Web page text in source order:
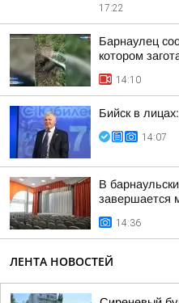
17:22
Барнаулец
котором
14:10
Бийск в
14:07
В
завершается
14:36
ЛЕНТА НОВОСТЕЙ